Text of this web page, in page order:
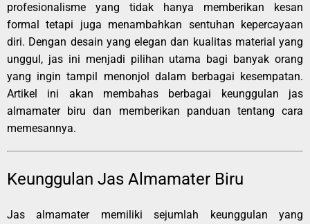
profesionalisme yang tidak hanya memberikan kesan
formal tetapi juga menambahkan sentuhan kepercayaan
diri. Dengan desain yang elegan dan kualitas material yang
unggul, jas ini menjadi pilihan utama bagi banyak orang
yang ingin tampil menonjol dalam berbagai kesempatan.
Artikel ini akan membahas berbagai keunggulan jas
almamater biru dan memberikan panduan tentang cara
memesannya.
Keunggulan Jas Almamater Biru
Jas almamater memiliki sejumlah keunggulan yang